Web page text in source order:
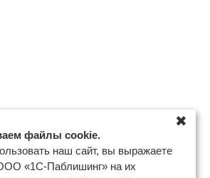
файлы cookie.
наш сайт, вы выражаете
«1С-Паблишинг» на их
✖